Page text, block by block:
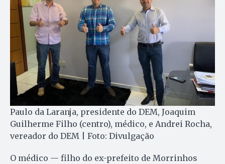
Paulo da Laranja, presidente do DEM, Joaquim
Guilherme Filho (centro), médico, e Andrei Rocha,
vereador do DEM | Foto: Divulgação
O médico — filho do ex-prefeito de Morrinhos